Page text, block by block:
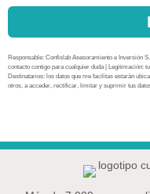
Responsable: Confislab Asesoramiento e Inversión
contacto contigo para cualquier duda | Legitimación:
Destinatarios: los datos que me facilitas estarán
otros, a acceder, rectificar, limitar y suprimir tus